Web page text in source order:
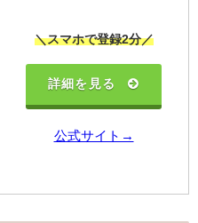
＼スマホで登録2分／
詳細を見る
公式サイト→